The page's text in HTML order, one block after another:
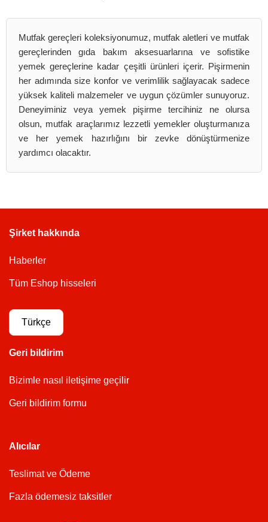
Mutfak gereçleri koleksiyonumuz, mutfak aletleri ve mutfak
gereçlerinden gıda bakım aksesuarlarına ve sofistike
yemek gereçlerine kadar çeşitli ürünleri içerir. Pişirmenin
her adımında size konfor ve verimlilik sağlayacak sadece
yüksek kaliteli malzemeler ve uygun çözümler sunuyoruz.
Deneyiminiz veya yemek pişirme tercihiniz ne olursa
olsun, mutfak araçlarımız lezzetli yemekler oluşturmanıza
ve her yemek hazırlığını bir zevke dönüştürmenize
yardımcı olacaktır.
Şirket hakkında
Haberler
Tüm Eshop hisseleri
Türkçe
Geri bildirim
Bizimle nasıl iletişime geçilir
Geri bildirim formu
Alıcılar
Teslimat ve Ödeme
Fazla ödemesiz taksitler